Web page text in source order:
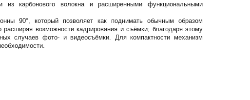
из карбонового волокна и расширенными функциональными
90°, который позволяет как поднимать обычным образом
расширяя возможности кадрирования и съёмки; благодаря этому
случаев фото- и видеосъёмки. Для компактности механизм